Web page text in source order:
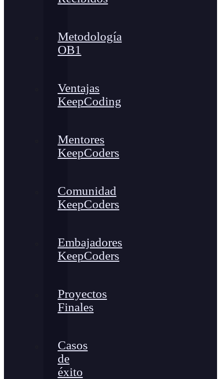
Metodología
OB1
Ventajas
KeepCoding
Mentores
KeepCoders
Comunidad
KeepCoders
Embajadores
KeepCoders
Proyectos
Finales
Casos
de
éxito